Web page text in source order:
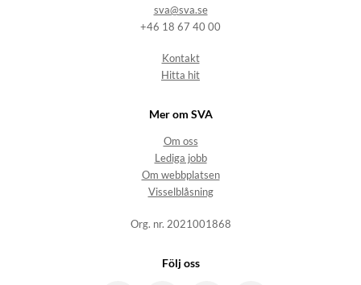
sva@sva.se
+46 18 67 40 00
Kontakt
Hitta hit
Mer om SVA
Om oss
Lediga jobb
Om webbplatsen
Visselblåsning
Org. nr. 2021001868
Följ oss